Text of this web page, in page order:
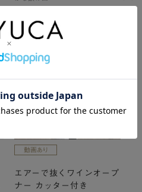
¥1,290 (税込 ¥1,419 )
エアーで抜くワインオープ
ナー カッター付き